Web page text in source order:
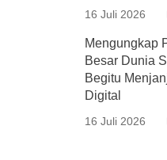
16 Juli 2026
Mengungkap
Besar Dunia
Begitu
Digital
16 Juli 2026